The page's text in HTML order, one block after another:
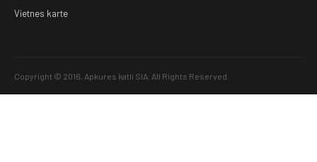
Vietnes karte
Copyright © 2016, Apkures katli SIA. All Rights Reserved.